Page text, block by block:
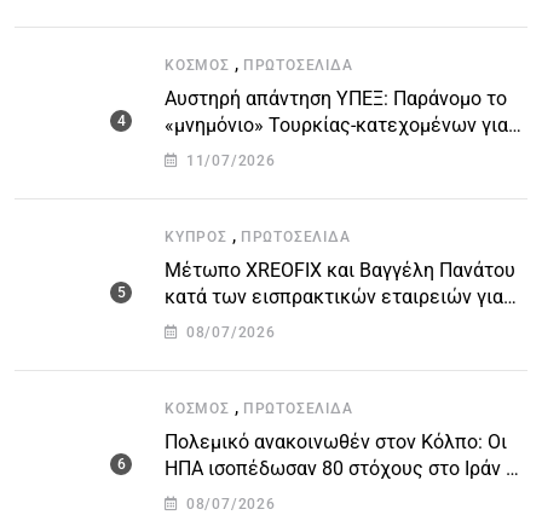
ΚΌΣΜΟΣ , ΠΡΩΤΟΣΈΛΙΔΑ
Αυστηρή απάντηση ΥΠΕΞ: Παράνομο το
«μνημόνιο» Τουρκίας-κατεχομένων για
τον υποθαλάσσιο αγωγό
11/07/2026
ΚΎΠΡΟΣ , ΠΡΩΤΟΣΈΛΙΔΑ
Μέτωπο XREOFIX και Βαγγέλη Πανάτου
κατά των εισπρακτικών εταιρειών για
την προστασία των δανειοληπτών
08/07/2026
ΚΌΣΜΟΣ , ΠΡΩΤΟΣΈΛΙΔΑ
Πολεμικό ανακοινωθέν στον Κόλπο: Οι
ΗΠΑ ισοπέδωσαν 80 στόχους στο Ιράν –
Μπαράζ επιθέσεων σε αμερικανικές
08/07/2026